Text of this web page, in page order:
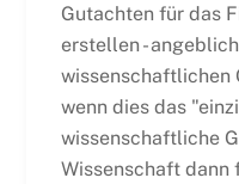
Gutachten für das
erstellen -
wissenschaftlichen
wenn dies das
wissenschaftliche
Wissenschaft dann